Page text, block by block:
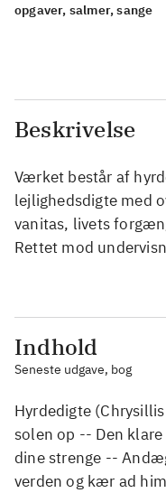
opgaver, salmer, sange
Beskrivelse
Værket består af
lejlighedsdigte med
vanitas, livets
Rettet mod
Indhold
Seneste udgave, bog
Hyrdedigte
solen op -- Den
dine strenge --
verden og kær ad